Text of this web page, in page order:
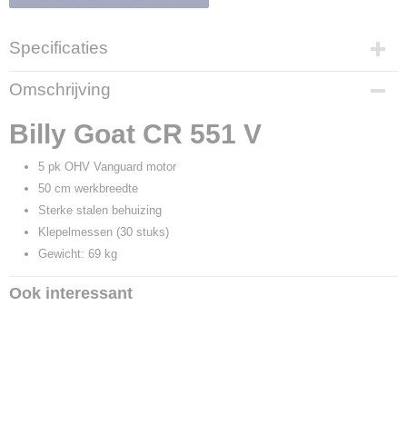
Specificaties
Productcode leverancier
CR 551 V
Omschrijving
Billy Goat CR 551 V
5 pk OHV Vanguard motor
50 cm werkbreedte
Sterke stalen behuizing
Klepelmessen (30 stuks)
Gewicht: 69 kg
Ook interessant